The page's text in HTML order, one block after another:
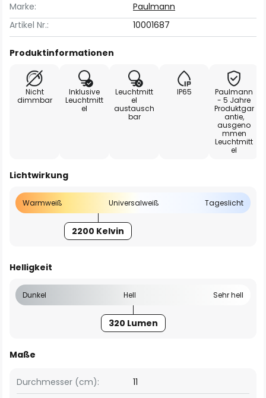
Marke:
Paulmann
Artikel Nr.:
10001687
Produktinformationen
Nicht
dimmbar
Inklusive
Leuchtmitt
el
Leuchtmitt
el
austausch
bar
IP65
Paulmann
- 5 Jahre
Produktgar
antie,
ausgeno
mmen
Leuchtmitt
el
Lichtwirkung
Warmweiß Universalweiß Tageslicht
2200 Kelvin
Helligkeit
Dunkel Hell Sehr hell
320 Lumen
Maße
Durchmesser (cm): 11